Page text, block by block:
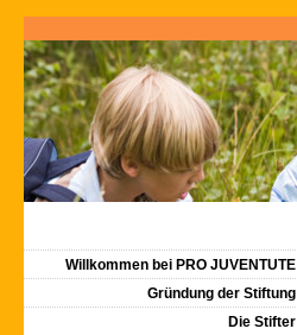
Willkommen bei PRO JUVENTUTE
Gründung der Stiftung
Die Stifter